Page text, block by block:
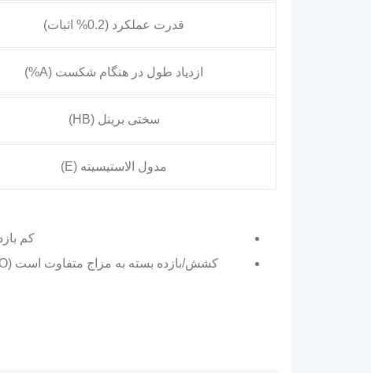
قدرت عملکرد (0.2% اثبات)
ازدیاد طول در هنگام شکست (A%)
سختی برینل (HB)
مدول الاستیسیته (E)
کم بازده و